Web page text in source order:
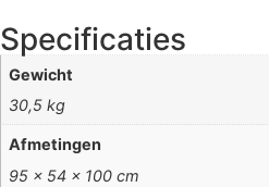
Specificaties
Gewicht
30,5 kg
Afmetingen
95 × 54 × 100 cm